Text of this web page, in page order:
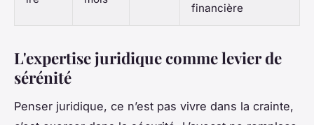
financière
L'expertise juridique comme levier de
sérénité
Penser juridique, ce n’est pas vivre dans la crainte,